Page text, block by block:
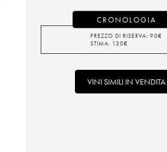
CRONOLOGIA
PREZZO DI RISERVA: 90€
STIMA: 130€
VINI SIMILI IN VENDITA